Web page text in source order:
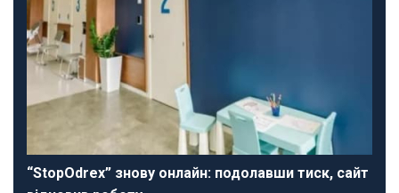
“StopOdrex” знову онлайн: подолавши тиск, сайт